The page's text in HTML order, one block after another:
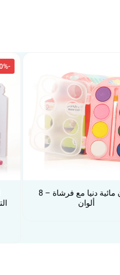
ابداع فور يو —كراسة “بيت
التلوين” التفاعلية لتعليم الأرقام